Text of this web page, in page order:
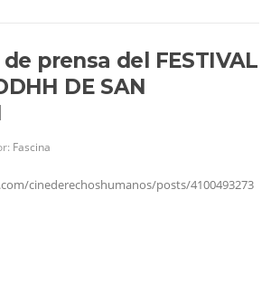
prensa del FESTIVAL
DE SAN
Fascina
cinederechoshumanos/posts/4100493273